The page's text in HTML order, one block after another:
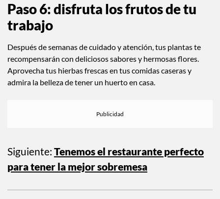
Paso 6: disfruta los frutos de tu
trabajo
Después de semanas de cuidado y atención, tus plantas te
recompensarán con deliciosos sabores y hermosas flores.
Aprovecha tus hierbas frescas en tus comidas caseras y
admira la belleza de tener un huerto en casa.
Siguiente: Tenemos el restaurante perfecto
para tener la mejor sobremesa